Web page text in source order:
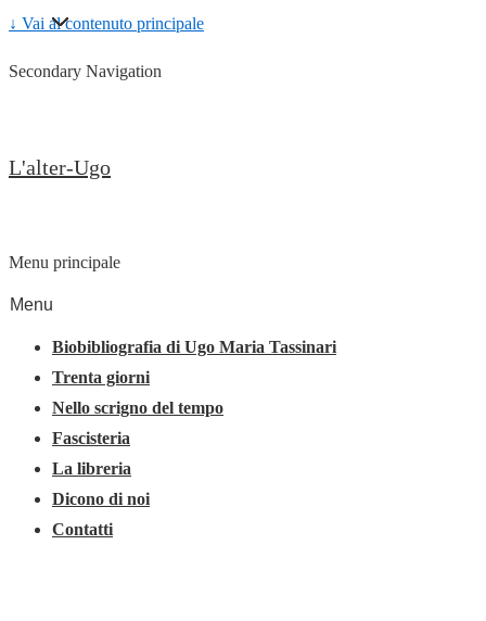
↓ Vai al contenuto principale
Secondary Navigation
L'alter-Ugo
Menu principale
Menu
Biobibliografia di Ugo Maria Tassinari
Trenta giorni
Nello scrigno del tempo
Fascisteria
La libreria
Dicono di noi
Contatti